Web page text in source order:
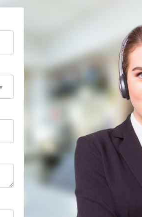
ремонт.
паровой системы внутри
комплексный
пара и нормальную